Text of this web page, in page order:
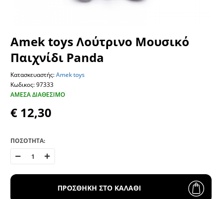
Amek toys Λούτρινο Μουσικό
Παιχνίδι Panda
Κατασκευαστής:Amek toys
Κωδικος: 97333
ΆΜΕΣΑ ΔΙΑΘΈΣΙΜΟ
€ 12,30
ΠΟΣΟΤΗΤΑ:
ΠΡΟΣΘΗΚΗ ΣΤΟ ΚΑΛΑΘΙ